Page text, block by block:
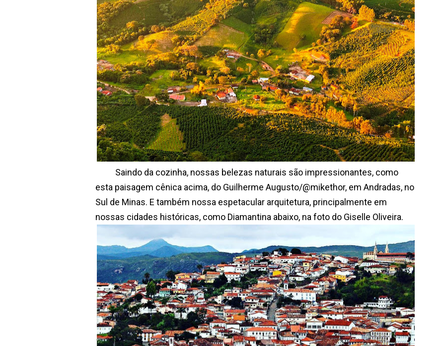
Saindo da cozinha, nossas belezas naturais são impressionantes, como
esta paisagem cênica acima, do Guilherme Augusto/@mikethor, em Andradas, no
Sul de Minas. E também nossa espetacular arquitetura, principalmente em
nossas cidades históricas, como Diamantina abaixo, na foto do Giselle Oliveira.